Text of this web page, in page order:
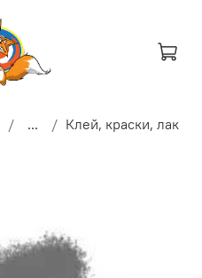
... Клей, краски, лак